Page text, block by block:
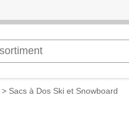
> Sacs à Dos Ski et Snowboard